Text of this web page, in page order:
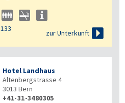
133
zur Unterkunft 
Hotel Landhaus
Altenbergstrasse 4
3013 Bern
+41-31-3480305